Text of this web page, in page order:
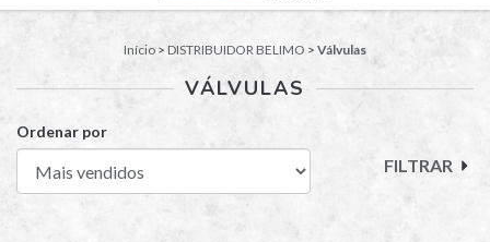
Início > DISTRIBUIDOR BELIMO > Válvulas
VÁLVULAS
Ordenar por
FILTRAR